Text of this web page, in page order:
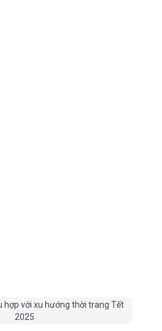
hợp với xu hướng thời trang Tết
2025